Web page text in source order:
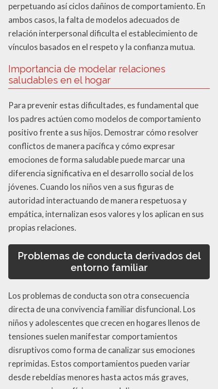
perpetuando así ciclos dañinos de comportamiento. En
ambos casos, la falta de modelos adecuados de
relación interpersonal dificulta el establecimiento de
vínculos basados en el respeto y la confianza mutua.
Importancia de modelar relaciones
saludables en el hogar
Para prevenir estas dificultades, es fundamental que
los padres actúen como modelos de comportamiento
positivo frente a sus hijos. Demostrar cómo resolver
conflictos de manera pacífica y cómo expresar
emociones de forma saludable puede marcar una
diferencia significativa en el desarrollo social de los
jóvenes. Cuando los niños ven a sus figuras de
autoridad interactuando de manera respetuosa y
empática, internalizan esos valores y los aplican en sus
propias relaciones.
Problemas de conducta derivados del
entorno familiar
Los problemas de conducta son otra consecuencia
directa de una convivencia familiar disfuncional. Los
niños y adolescentes que crecen en hogares llenos de
tensiones suelen manifestar comportamientos
disruptivos como forma de canalizar sus emociones
reprimidas. Estos comportamientos pueden variar
desde rebeldías menores hasta actos más graves,